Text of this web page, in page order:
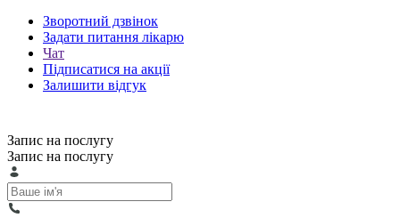
Зворотний дзвінок
Задати питання лікарю
Чат
Підписатися на акції
Залишити відгук
Запис на послугу
Запис на послугу